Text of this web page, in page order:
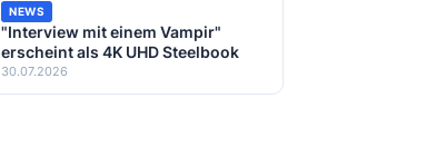
NEWS
"Interview mit einem Vampir"
erscheint als 4K UHD Steelbook
30.07.2026